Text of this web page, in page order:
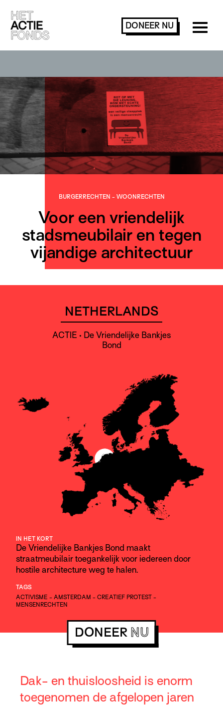
DONEER NU
BURGER­RECHTEN - WOONRECHTEN
Voor een vriendelijk
stadsmeubilair en tegen
vijandige architectuur
NETHERLANDS
ACTIE • De Vriendelijke Bankjes
Bond
IN HET KORT
De Vriendelijke Bankjes Bond maakt
straatmeubilair toegankelijk voor iedereen door
hostile architecture weg te halen.
TAGS
ACTIVISME - AMSTERDAM - CREATIEF PROTEST -
MENSENRECHTEN
DONEER NU
Dak- en thuisloosheid is enorm
toegenomen de afgelopen jaren